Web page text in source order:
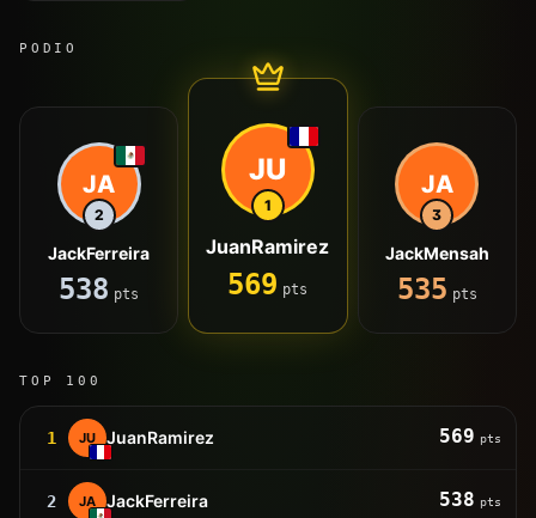
PODIO
JA
2
JackFerreira
538 pts
JU
1
JuanRamirez
569 pts
JA
3
JackMensah
535 pts
TOP 100
1 JU JuanRamirez 569 pts
2 JA JackFerreira 538 pts